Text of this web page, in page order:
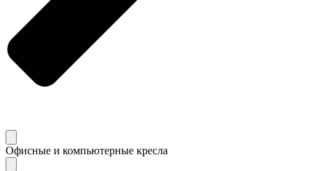
Офисные и компьютерные кресла